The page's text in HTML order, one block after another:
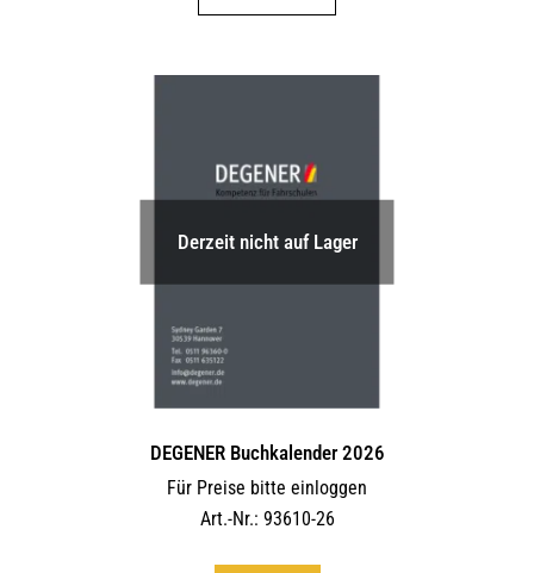
Derzeit nicht auf Lager
DEGENER Buchkalender 2026
Für Preise bitte einloggen
Art.-Nr.: 93610-26